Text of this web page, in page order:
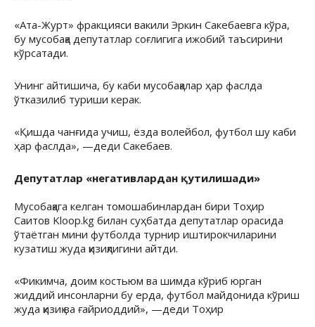
«Ата-Журт» фракцияси вакили Эркин Сакебаевга кўра,
бу мусобақа депутатлар соғлигига ижобий таъсирини
кўрсатади.
Унинг айтишича, бу каби мусобақалар ҳар фаслда
ўтказилиб туриши керак.
«Қишда чанғида учиш, ёзда волейбол, футбол шу каби
ҳар фаслда», —деди Сакебаев.
Депутатлар «негативлардан қутилишади»
Мусобақага келган томошабинлардан бири Тоҳир
Саитов Kloop.kg билан суҳбатда депутатлар орасида
ўтаётган мини футболда турнир иштирокчиларини
кузатиш жуда қизиқлигини айтди.
«Фикимча, доим костьюм ва шимда кўриб юрган
жиддий инсонларни бу ерда, футбол майдонида кўриш
жуда қизиқ ва ғайриоддий», —деди Тоҳир